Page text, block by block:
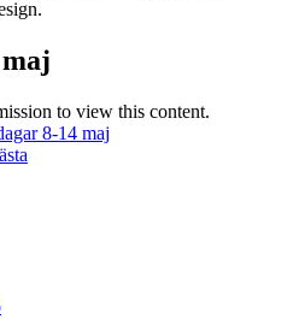
to view this content.
8-14 maj